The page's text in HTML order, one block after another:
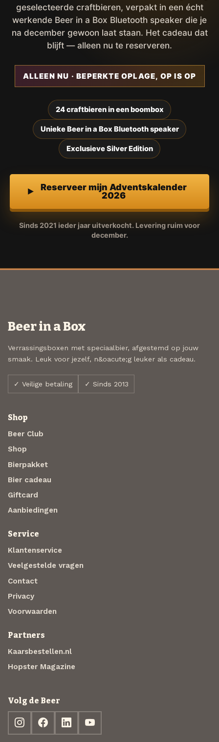
geselecteerde craftbieren, verpakt in een écht
werkende Beer in a Box Bluetooth speaker die je
na december gewoon laat staan. Het cadeau dat
blijft — alleen nu te reserveren.
ALLEEN NU · BEPERKTE OPLAGE, OP IS OP
24 craftbieren in een boombox
Unieke Beer in a Box Bluetooth speaker
Exclusieve Silver Edition
Reserveer mijn Adventskalender
2026
Sinds 2021 ieder jaar uitverkocht. Levering ruim voor
december.
Beer in a Box
Verrassingsboxen met speciaalbier, afgestemd op jouw
smaak. Leuk voor jezelf, n&oacute;g leuker als cadeau.
✓ Veilige betaling ✓ Sinds 2013
Shop
Beer Club
Shop
Bierpakket
Bier cadeau
Giftcard
Aanbiedingen
Service
Klantenservice
Veelgestelde vragen
Contact
Privacy
Voorwaarden
Partners
Kaarsbestellen.nl
Hopster Magazine
Volg de Beer